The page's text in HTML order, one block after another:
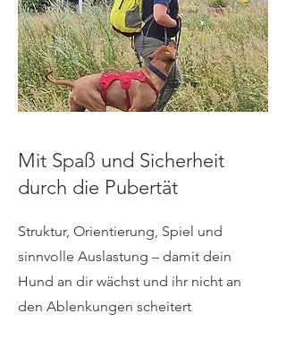
Mit Spaß und Sicherheit
durch die Pubertät
Struktur, Orientierung, Spiel und
sinnvolle Auslastung – damit dein
Hund an dir wächst und ihr nicht an
den Ablenkungen scheitert